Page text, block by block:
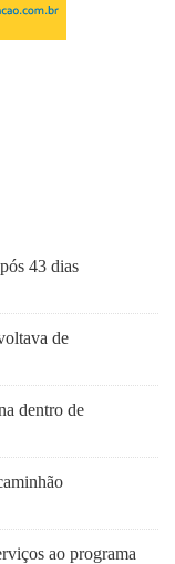
43 dias
de
dentro de
ao programa